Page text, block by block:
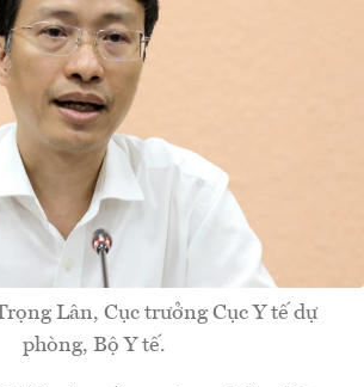
Lân, Cục trưởng Cục Y tế dự
phòng, Bộ Y tế.